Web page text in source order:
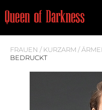
FRAUEN / KURZARM /
BEDRUCKT